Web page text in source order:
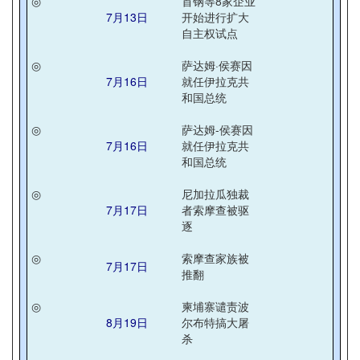
7月13日
开始进行扩大
自主权试点
◎
7月16日
萨达姆·侯赛因
就任伊拉克共
和国总统
◎
7月16日
萨达姆-侯赛因
就任伊拉克共
和国总统
◎
7月17日
尼加拉瓜独裁
者索摩查被驱
逐
◎
7月17日
索摩查家族被
推翻
◎
8月19日
柬埔寨谴责波
尔布特搞大屠
杀